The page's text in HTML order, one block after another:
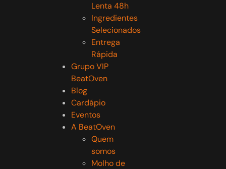
Lenta 48h
Ingredientes
Selecionados
Entrega
Rápida
Grupo VIP
BeatOven
Blog
Cardápio
Eventos
A BeatOven
Quem
somos
Molho de